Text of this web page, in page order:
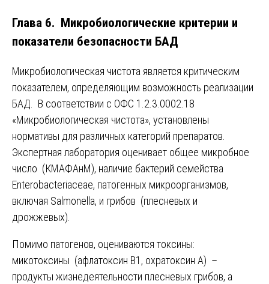
Глава 6. Микробиологические критерии и
показатели безопасности БАД
Микробиологическая чистота является критическим
показателем, определяющим возможность реализации
БАД. В соответствии с ОФС 1.2.3.0002.18
«Микробиологическая чистота», установлены
нормативы для различных категорий препаратов.
Экспертная лаборатория оценивает общее микробное
число (КМАФАнМ), наличие бактерий семейства
Enterobacteriaceae, патогенных микроорганизмов,
включая Salmonella, и грибов (плесневых и
дрожжевых).
Помимо патогенов, оцениваются токсины:
микотоксины (афлатоксин В1, охратоксин А) –
продукты жизнедеятельности плесневых грибов, а